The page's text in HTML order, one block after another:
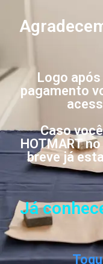
Logo
pagamento
Caso
HOTMART
breve já
Já